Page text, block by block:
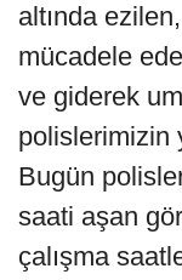
altında
mücadele
ve giderek
polislerimizin
Bugün
saati aşan
çalışma